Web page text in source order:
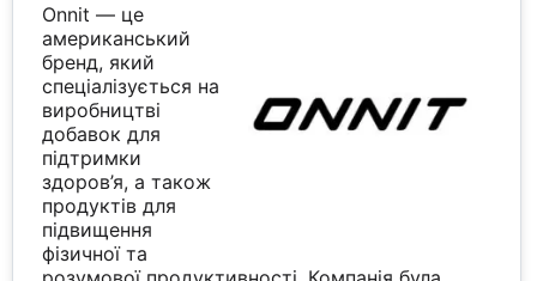
Onnit — це
американський
бренд, який
спеціалізується на
виробництві
добавок для
підтримки
здоров’я, а також
продуктів для
підвищення
фізичної та